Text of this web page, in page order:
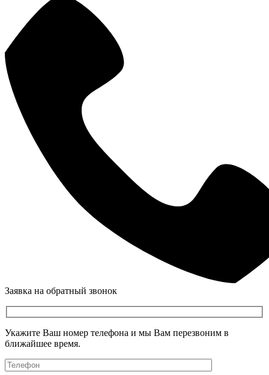
Заявка на обратный звонок
Укажите Ваш номер телефона и мы Вам перезвоним в
ближайшее время.